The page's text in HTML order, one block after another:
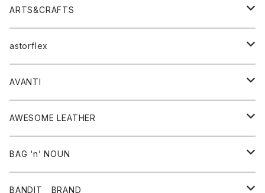
シャツ・ブラウス
パンツ
スカート
ワンピース・オールインワン
バッグ
シューズ
アクセサリー
その他雑貨
アウター
コート
ジャケット
トップス
ベスト
シャツ
ワンピース
ボトム
スカート
パンツ
グッズ
靴
ARTS&CRAFTS
アクセサリー
ウォレット
バッグ
astorflex
グッズ
靴
AVANTI
シャツ
AWESOME LEATHER
アウター
革ジャケット
BAG ‘n’ NOUN
アクセサリー
BANDIT BRAND